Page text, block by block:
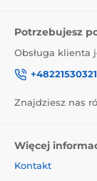
Potrzebujesz
Obsługa klienta
+48221530321
Znajdziesz nas
Więcej
Kontakt